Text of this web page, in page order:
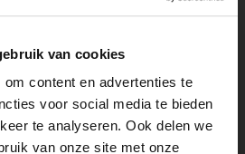
van cookies
content en advertenties te
voor social media te bieden
te analyseren. Ook delen we
van onze site met onze
contracten en
stagiairs
de stagebegeleider en
stage een bijeenkomst